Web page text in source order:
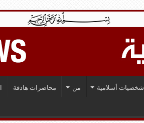
شخصيات أسلامية من محاضرات هادفة